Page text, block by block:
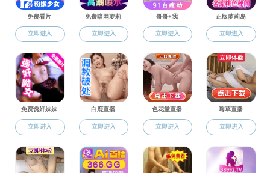
人才引进
地址：重庆市北